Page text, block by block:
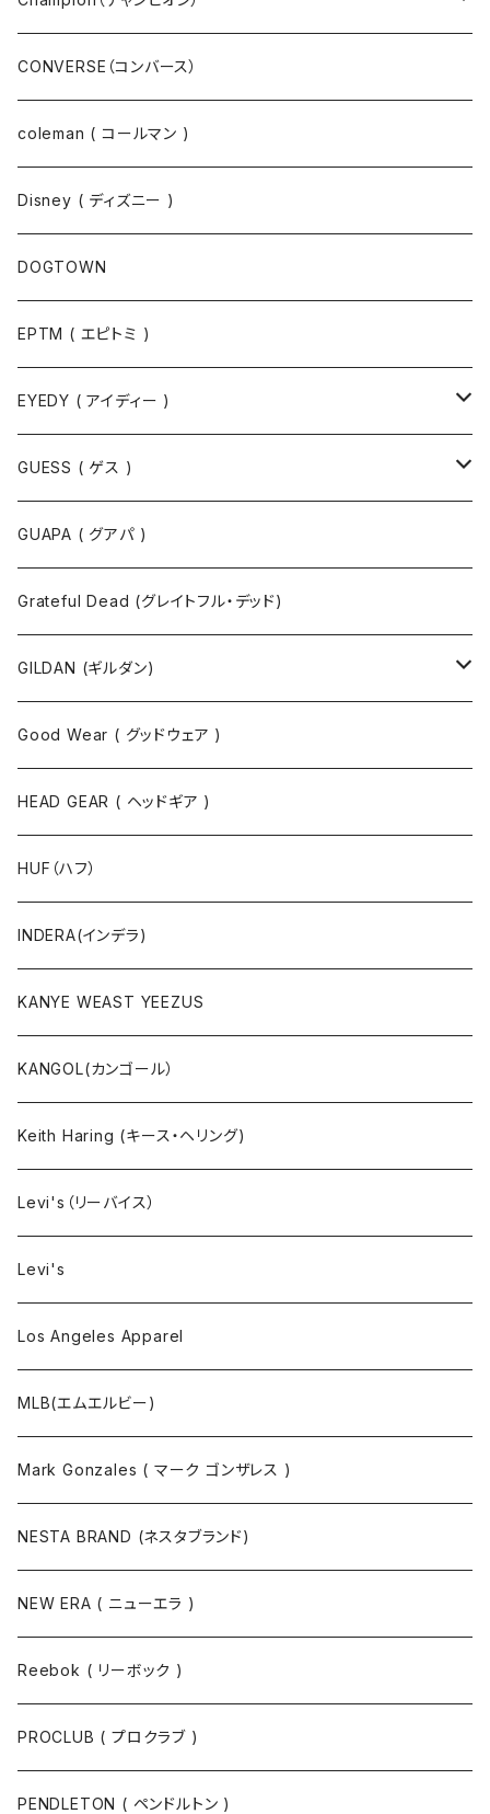
ジャケット
コート
ポロシャツ
パンツ
スウェットパンツ
パーカー
スウェット
Tシャツ
CONVERSE（コンバース）
coleman ( コールマン )
Disney ( ディズニー )
DOGTOWN
EPTM ( エピトミ )
EYEDY ( アイディー )
Tシャツ
半袖Tシャツ
長袖Tシャツ
ポロシャツ
シャツ
スウェット
パーカ
ジャケット
ニット
ボトムス
セットアップ
小物・雑貨
タンクトップ
コート
靴下
GUESS ( ゲス )
ジャケット
GUAPA ( グアパ )
Grateful Dead (グレイトフル・デッド)
GILDAN (ギルダン)
ソックス
Good Wear ( グッドウェア )
HEAD GEAR ( ヘッドギア )
HUF（ハフ）
INDERA(インデラ)
KANYE WEAST YEEZUS
KANGOL(カンゴール）
Keith Haring (キース・ヘリング)
Levi's（リーバイス）
Levi's
Los Angeles Apparel
MLB(エムエルビー)
Mark Gonzales ( マーク ゴンザレス )
NESTA BRAND (ネスタブランド)
NEW ERA ( ニューエラ )
Reebok ( リーボック )
PROCLUB ( プロクラブ )
PENDLETON ( ペンドルトン )